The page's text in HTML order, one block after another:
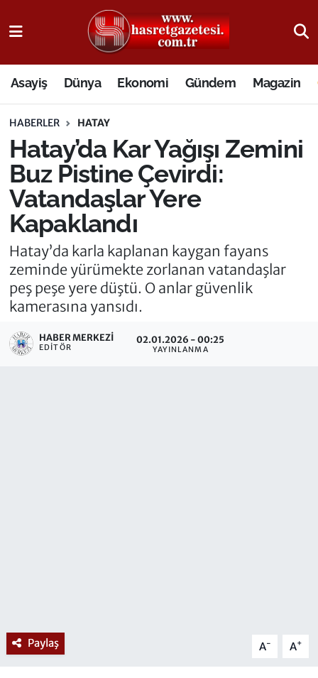
Asayiş Dünya Ekonomi Gündem Magazin
HABERLER HATAY
Hatay’da Kar Yağışı Zemini
Buz Pistine Çevirdi:
Vatandaşlar Yere
Kapaklandı
Hatay’da karla kaplanan kaygan fayans
zeminde yürümekte zorlanan vatandaşlar
peş peşe yere düştü. O anlar güvenlik
kamerasına yansıdı.
HABER MERKEZI
EDITÖR
02.01.2026 - 00:25
YAYINLANMA
Paylaş A- A+
Osmaniye Nöbetçi Eczaneler
Osmaniye Hava Durumu
Osmaniye Trafik Yoğunluk Haritası
Süper Lig Puan Durumu ve Fikstür
Tüm Manşetler
Son Dakika Haberleri
Haber Arşivi